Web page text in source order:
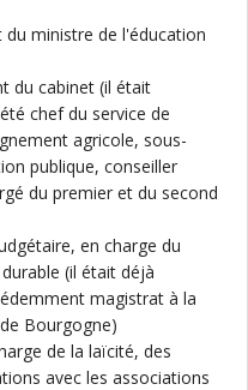
ministre de l'éducation
du cabinet (il était
chef du service de
agricole, sous-
publique, conseiller
du premier et du second
en charge du
(il était déjà
magistrat à la
Bourgogne)
de la laïcité, des
avec les associations